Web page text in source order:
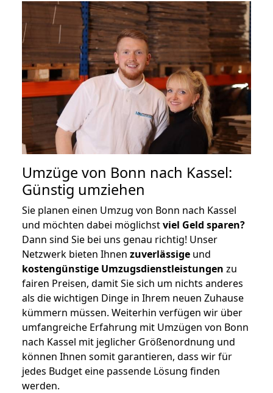
Umzüge von Bonn nach Kassel:
Günstig umziehen
Sie planen einen Umzug von Bonn nach Kassel
und möchten dabei möglichstviel Geld sparen?
Dann sind Sie bei uns genau richtig! Unser
Netzwerk bieten Ihnen zuverlässige und
kostengünstige Umzugsdienstleistungen zu
fairen Preisen, damit Sie sich um nichts anderes
als die wichtigen Dinge in Ihrem neuen Zuhause
kümmern müssen. Weiterhin verfügen wir über
umfangreiche Erfahrung mit Umzügen von Bonn
nach Kassel mit jeglicher Größenordnung und
können Ihnen somit garantieren, dass wir für
jedes Budget eine passende Lösung finden
werden.